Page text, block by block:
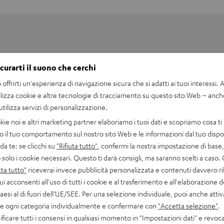
W5700
4K UHD projector with 8.3 million pixels, thus four times
3D support.
il suono che cerchi
offrirti un'esperienza di navigazione sicura che si adatti ai tuoi interessi.
cookie e altre tecnologie di tracciamento su questo sito Web –
servizi di personalizzazione.
noi e altri marketing partner elaboriamo i tuoi dati e scopriamo cosa ti
il tuo comportamento sul nostro sito Web e le informazioni dal tuo
te: se clicchi su "Rifiuta tutto" , confermi la nostra impostazione di
i cookie necessari. Questo ti darà consigli, ma saranno scelti a caso.
tutto" riceverai invece pubblicità personalizzata e contenuti davvero
acconsenti all'uso di tutti i cookie e al trasferimento e all'elaborazione
al di fuori dell’UE/SEE. Per una selezione individuale, puoi anche
ogni categoria individualmente e confermare con "Accetta selezione"
tutti i consensi in qualsiasi momento in "Impostazioni dati" e